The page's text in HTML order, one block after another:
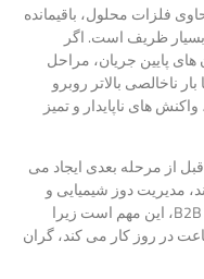
فلزات محلول، باقیمانده
ظریف است. اگر
های پایین جریان، مراحل
ناخالصی بالاتر روبرو
های ناپایدار و تمیز
از مرحله بعدی ایجاد می
مدیریت دوز شیمیایی و
تعادل جریان آسان تر است. برای خریداران B2B، این مهم است زیرا
کوچک زمانی که یک کارخانه 24 ساعت در روز کار می کند، گران